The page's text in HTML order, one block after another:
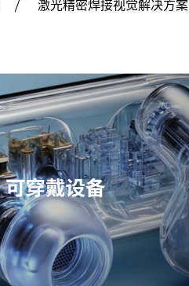
激光精密焊接视觉解决方案